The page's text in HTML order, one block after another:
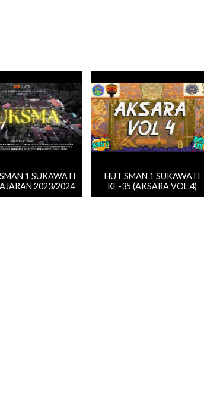
1 SUKAWATI
2023/2024
HUT SMAN 1 SUKAWATI
KE-35 (AKSARA VOL.4)